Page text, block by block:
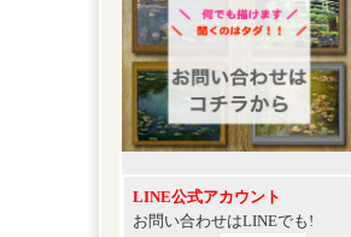
LINE公式アカウント
お問い合わせはLINEでも!